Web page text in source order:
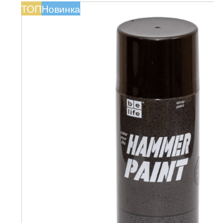
ТОПНовинка